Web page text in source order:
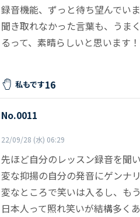
録音機能、ずっと待ち望んでい
聞き取れなかった言葉も、うま
るって、素晴らしいと思います！
私もです16
No.0011
22/09/28 (水) 06:29
先ほど自分のレッスン録音を聞
変な抑揚の自分の発音にゲンナ
変なところで笑いは入るし、も
日本人って照れ笑いが結構多く